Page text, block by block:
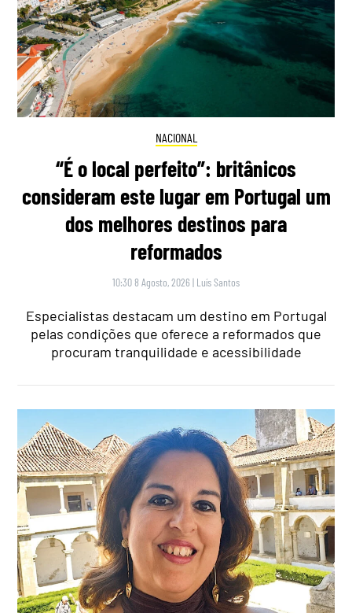
NACIONAL
“É o local perfeito”: britânicos
consideram este lugar em Portugal um
dos melhores destinos para
reformados
10:30 8 Agosto, 2026 | Luís Santos
Especialistas destacam um destino em Portugal
pelas condições que oferece a reformados que
procuram tranquilidade e acessibilidade